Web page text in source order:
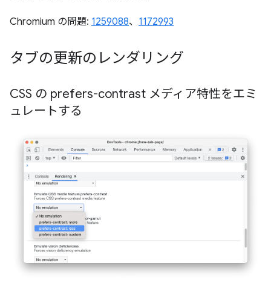
Chromium の問題: 1259088、 1172993
タブの更新のレンダリング
CSS の prefers-contrast メディア特性をエミ
ュレートする